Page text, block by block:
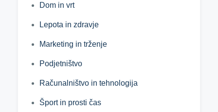
Dom in vrt
Lepota in zdravje
Marketing in trženje
Podjetništvo
Računalništvo in tehnologija
Šport in prosti čas